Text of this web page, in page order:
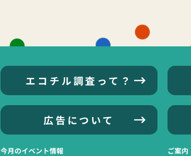
エコチル調査って？
広告について
今月のイベント情報 ご案内